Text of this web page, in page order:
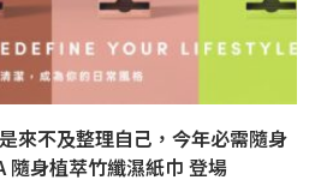
來不及整理自己，今年必需隨身
隨身植萃竹纖濕紙巾 登場